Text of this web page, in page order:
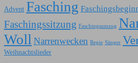
Advent Fasching
Faschingssitzung Faschingsumzug
Woll Narrenwecken Regie Sänger
Weihnachtslieder